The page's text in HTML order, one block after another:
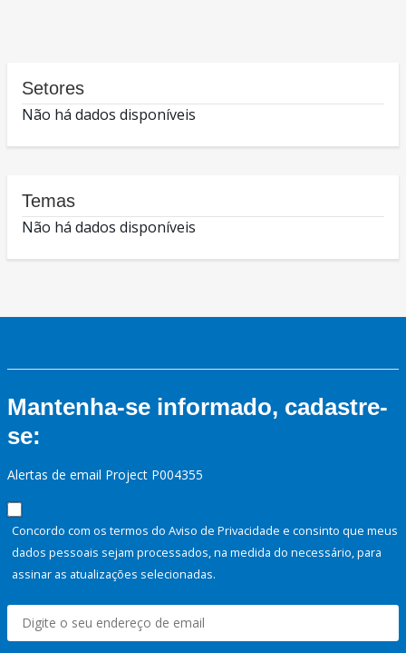
Setores
Não há dados disponíveis
Temas
Não há dados disponíveis
Mantenha-se informado, cadastre-
se:
Alertas de email Project P004355
Concordo com os termos do Aviso de Privacidade e consinto que meus
dados pessoais sejam processados, na medida do necessário, para
assinar as atualizações selecionadas.